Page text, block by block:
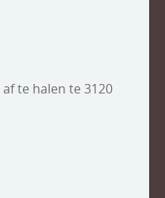
te halen te 3120